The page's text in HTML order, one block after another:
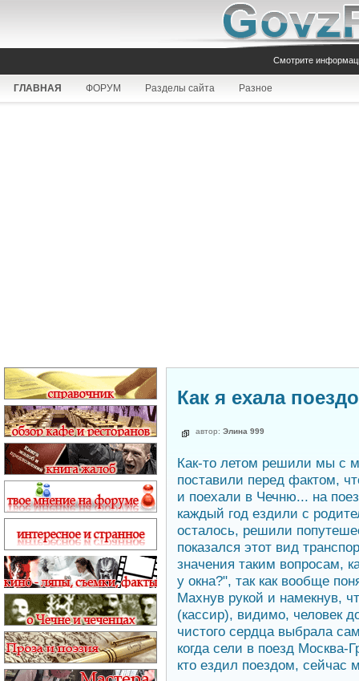
Смотрите
ГЛАВНАЯ ФОРУМ Разделы сайта Разное
Как я ехала
автор: Элина 999
Как-то летом решили мы с
поставили перед фактом,
и поехали в Чечню... на
каждый год ездили с
осталось, решили
показался этот вид
значения таким вопросам,
у окна?", так как вообще
Махнув рукой и намекнув,
(кассир), видимо, человек
чистого сердца выбрала
когда сели в поезд Москва-
кто ездил поездом, сейчас